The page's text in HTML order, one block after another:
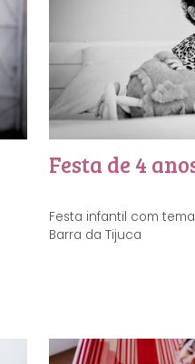
Festa de 4
Festa infantil com
Barra da Tijuca